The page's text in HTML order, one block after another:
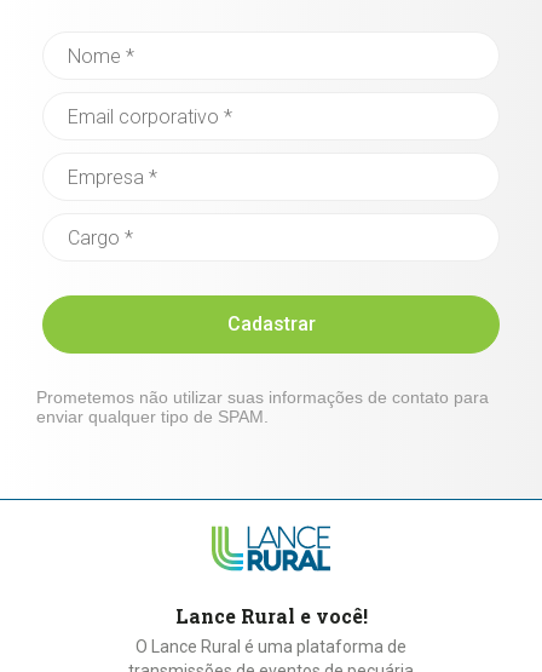
Cadastrar
Prometemos não utilizar suas informações de contato para
enviar qualquer tipo de SPAM.
Lance Rural e você!
O Lance Rural é uma plataforma de